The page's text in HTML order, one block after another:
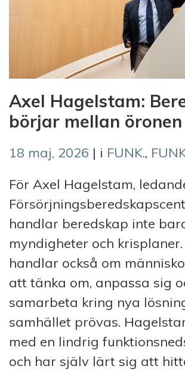
Axel Hagelstam:
börjar mellan öronen
18 maj, 2026 | i FUNK.,
För Axel Hagelstam,
handlar beredskap inte
myndigheter och krisplaner.
handlar också om
att tänka om, anpassa sig
samarbeta kring nya
samhället prövas.
med en lindrig
och har själv lärt sig att